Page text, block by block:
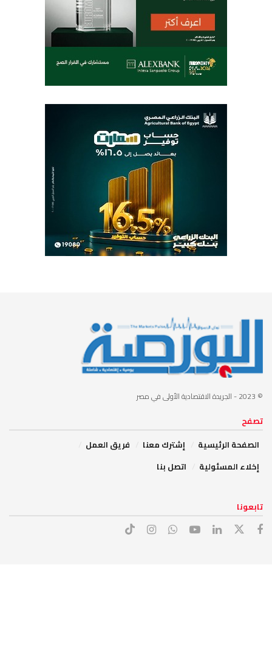
© 2023 - الجريدة الاقتصادية الأولى في مصر
تصفح
الصفحة الرئيسية
إشترك معنا
فريق العمل
إخلاء المسئولية
اتصل بنا
تابعونا